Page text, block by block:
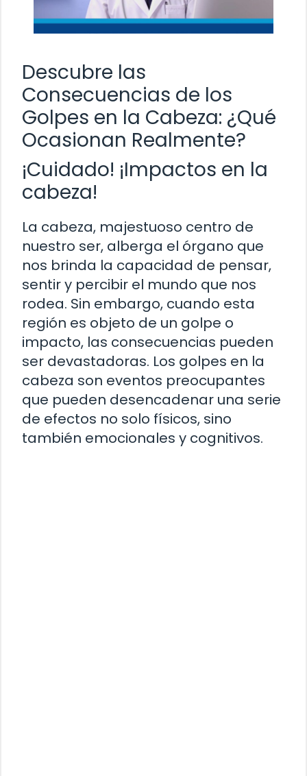
Descubre las
Consecuencias de los
Golpes en la Cabeza: ¿Qué
Ocasionan Realmente?
¡Cuidado! ¡Impactos en la
cabeza!
La cabeza, majestuoso centro de
nuestro ser, alberga el órgano que
nos brinda la capacidad de pensar,
sentir y percibir el mundo que nos
rodea. Sin embargo, cuando esta
región es objeto de un golpe o
impacto, las consecuencias pueden
ser devastadoras. Los golpes en la
cabeza son eventos preocupantes
que pueden desencadenar una serie
de efectos no solo físicos, sino
también emocionales y cognitivos.